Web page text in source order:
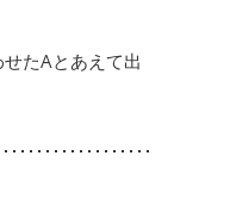
たAとあえて出